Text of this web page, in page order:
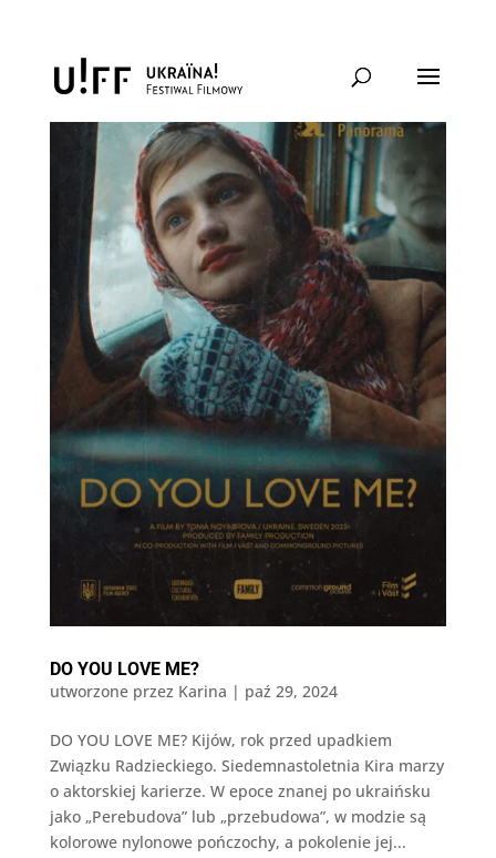
DO YOU LOVE ME?
utworzone przez Karina | paź 29, 2024
DO YOU LOVE ME? Kijów, rok przed upadkiem
Związku Radzieckiego. Siedemnastoletnia Kira marzy
o aktorskiej karierze. W epoce znanej po ukraińsku
jako „Perebudova” lub „przebudowa”, w modzie są
kolorowe nylonowe pończochy, a pokolenie jej...